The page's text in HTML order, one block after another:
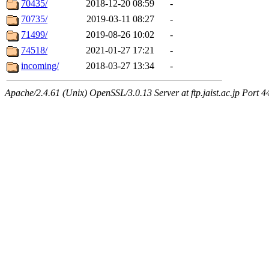
70435/ 2018-12-20 08:59
-
70735/
2019-03-11 08:27
-
71499/
2019-08-26 10:02
-
74518/
2021-01-27 17:21
-
incoming/
2018-03-27 13:34 -
Apache/2.4.61 (Unix) OpenSSL/3.0.13 Server at ftp.jaist.ac.jp Port